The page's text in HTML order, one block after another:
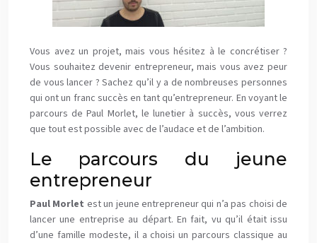
Vous avez un projet, mais vous hésitez à le concrétiser ?
Vous souhaitez devenir entrepreneur, mais vous avez peur
de vous lancer ? Sachez qu’il y a de nombreuses personnes
qui ont un franc succès en tant qu’entrepreneur. En voyant le
parcours de Paul Morlet, le lunetier à succès, vous verrez
que tout est possible avec de l’audace et de l’ambition.
Le parcours du jeune
entrepreneur
Paul Morlet est un jeune entrepreneur qui n’a pas choisi de
lancer une entreprise au départ. En fait, vu qu’il était issu
d’une famille modeste, il a choisi un parcours classique au